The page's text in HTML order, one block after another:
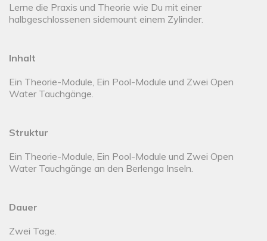
Lerne die Praxis und Theorie wie Du mit einer
halbgeschlossenen sidemount einem Zylinder.
Inhalt
Ein Theorie-Module, Ein Pool-Module und Zwei Open
Water Tauchgänge.
Struktur
Ein Theorie-Module, Ein Pool-Module und Zwei Open
Water Tauchgänge an den Berlenga Inseln.
Dauer
Zwei Tage.